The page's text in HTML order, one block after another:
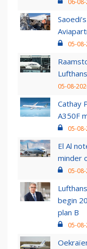
06-
05-
05-08-
Cathay
A350F
05-
El Al
minder
05-
begin
plan B
05-